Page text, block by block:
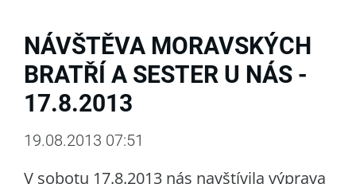
NÁVŠTĚVA MORAVSKÝCH
BRATŘÍ A SESTER U NÁS -
17.8.2013
19.08.2013 07:51
V sobotu 17.8.2013 nás navštívila výprava